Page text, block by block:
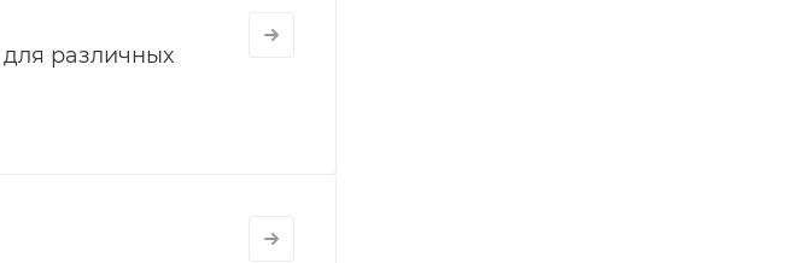
различных